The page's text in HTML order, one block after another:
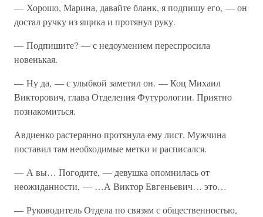
— Хорошо, Марина, давайте бланк, я подпишу его, — он
достал ручку из ящика и протянул руку.
— Подпишите? — с недоумением переспросила
новенькая.
— Ну да, — с улыбкой заметил он. — Коц Михаил
Викторович, глава Отделения Футурологии. Приятно
познакомиться.
Авдиенко растерянно протянула ему лист. Мужчина
поставил там необходимые метки и расписался.
— А вы… Погодите, — девушка опомнилась от
неожиданности, — …А Виктор Евгеньевич… это…
— Руководитель Отдела по связям с общественностью,